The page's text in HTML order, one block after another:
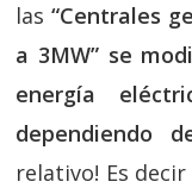
las“Centrales
a 3MW” se
energía
dependiendo
relativo! Es